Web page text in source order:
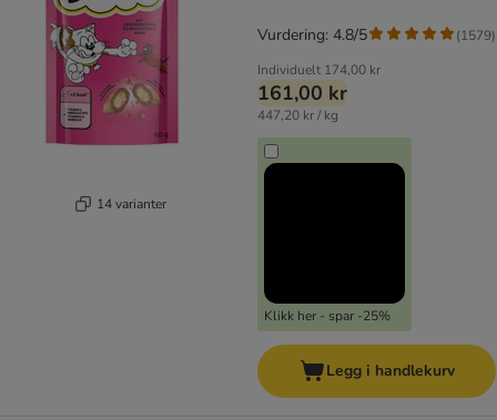
14 varianter
Individuelt 174,00 kr
161,00 kr
447,20 kr / kg
Klikk her - spar -25%
Vurdering: 4.8/5 (1579)
Legg i handlekurv